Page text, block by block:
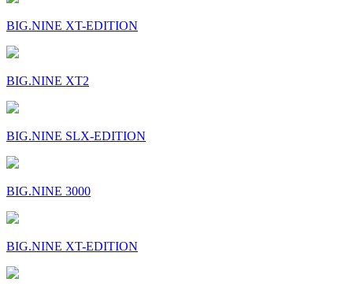
BIG.NINE XT-EDITION
BIG.NINE XT2
BIG.NINE SLX-EDITION
BIG.NINE 3000
BIG.NINE XT-EDITION